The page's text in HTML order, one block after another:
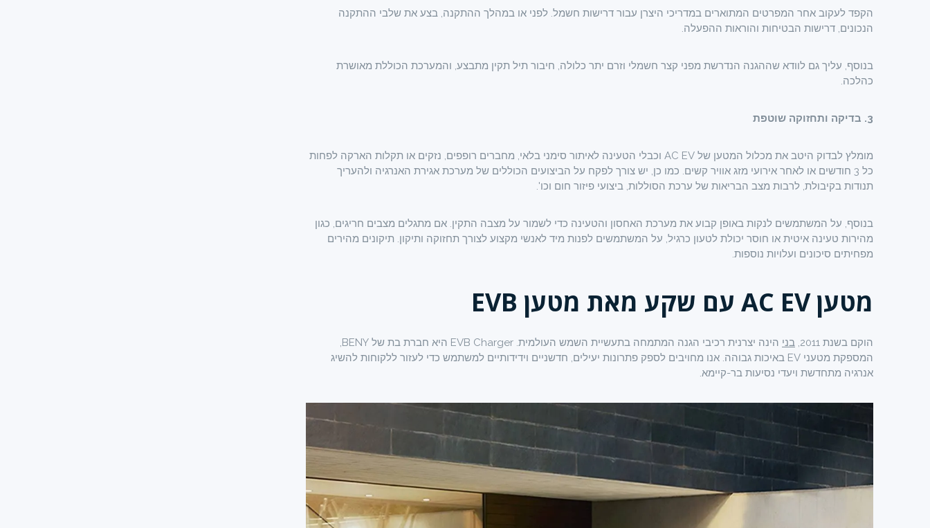
הקפד לעקוב אחר המפרטים המתוארים במדריכי היצרן עבור דרישות חשמל. לפני או במהלך ההתקנה, בצע את שלבי ההתקנה
הנכונים, דרישות הבטיחות והוראות ההפעלה.
בנוסף, עליך גם לוודא שההגנה הנדרשת מפני קצר חשמלי וזרם יתר כלולה, חיבור תיל תקין מתבצע, והמערכת הכוללת מאושרת
כהלכה.
3. בדיקה ותחזוקה שוטפת
מומלץ לבדוק היטב את מכלול המטען של AC EV וכבלי הטעינה לאיתור סימני בלאי, מחברים רופפים, נזקים או תקלות הארקה לפחות
כל 3 חודשים או לאחר אירועי מזג אוויר קשים. כמו כן, יש צורך לפקח על הביצועים הכוללים של מערכת אגירת האנרגיה ולהעריך
תנודות בקיבולת, לרבות מצב הבריאות של ערכת הסוללות, ביצועי פיזור חום וכו'.
בנוסף, על המשתמשים לנקות באופן קבוע את מערכת האחסון והטעינה כדי לשמור על מצבה התקין. אם מתגלים מצבים חריגים, כגון
מהירות טעינה איטית או חוסר יכולת לטעון כרגיל, על המשתמשים לפנות מיד לאנשי מקצוע לצורך תחזוקה ותיקון. תיקונים מהירים
מפחיתים סיכונים ועלויות נוספות.
מטען AC EV עם שקע מאת מטען EVB
הוקם בשנת 2011, בני
הינה יצרנית רכיבי הגנה המתמחה בתעשיית השמש העולמית. EVB Charger היא חברת בת של BENY,
המספקת מטעני EV באיכות גבוהה. אנו מחויבים לספק פתרונות יעילים, חדשניים וידידותיים למשתמש כדי לעזור ללקוחות להשיג
אנרגיה מתחדשת ויעדי נסיעות בר-קיימא.